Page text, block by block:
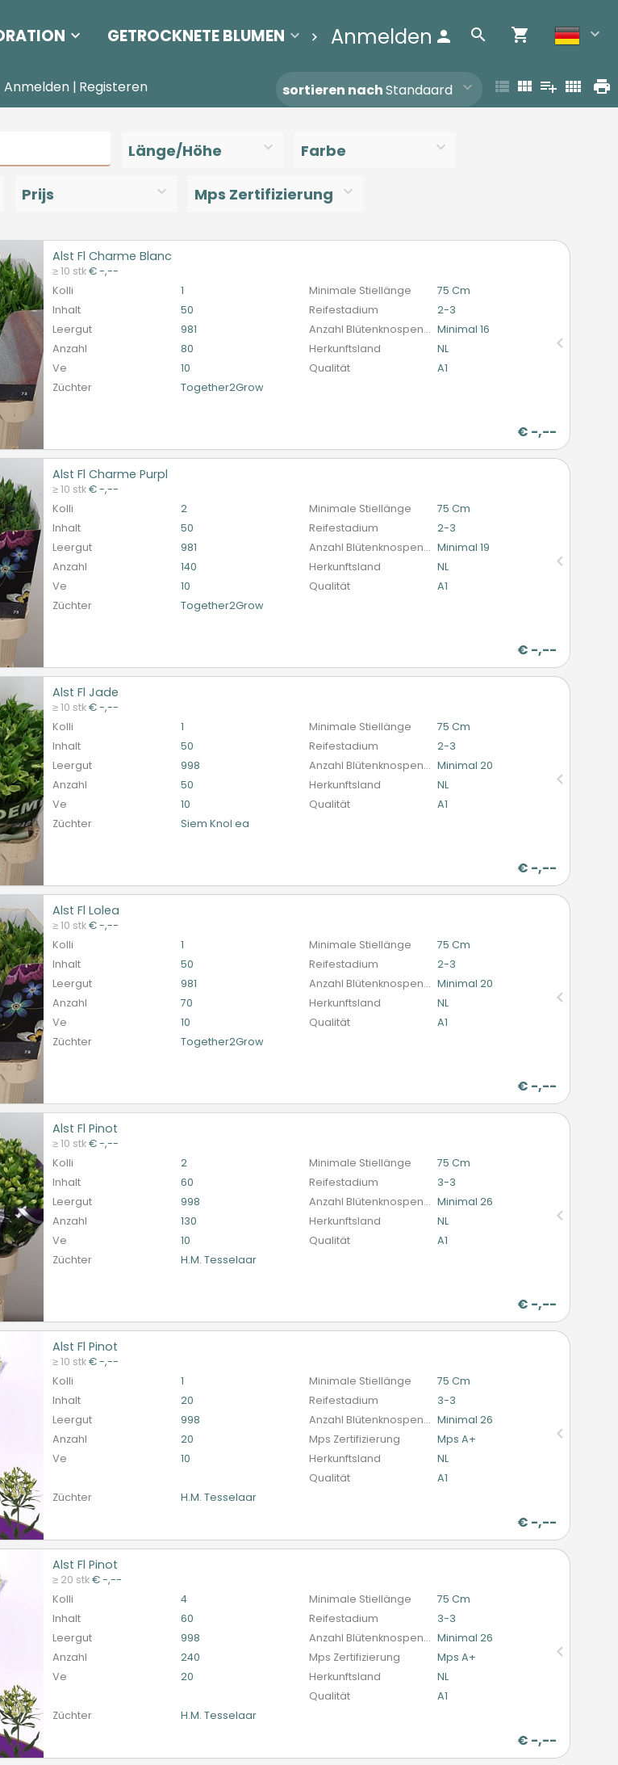
GETROCKNETE BLUMEN BEREINIGUNGSLISTE Contact
Anmelden
Anmelden | Registeren sortieren nachStandaard
Länge/Höhe Farbe
Prijs Mps Zertifizierung
Alst Fl Charme Blanc
≥ 10 stk€ -,--
Kolli
1 Minimale Stiellänge
75 Cm
Inhalt
50 Reifestadium
2-3
Leergut
981 Anzahl Blütenknospen (schnittblumen) Minimal 16
Anzahl
80 Herkunftsland
NL
Ve
10 Qualität
A1
Züchter
Together2Grow
€ -,--
te kunnen kopen.
Alst Fl Charme Purpl
≥ 10 stk€ -,--
Kolli
2 Minimale Stiellänge
75 Cm
Inhalt
50 Reifestadium
2-3
Leergut
981 Anzahl Blütenknospen (schnittblumen) Minimal 19
Anzahl
140 Herkunftsland
NL
Ve
10 Qualität
A1
Züchter
Together2Grow
€ -,--
te kunnen kopen.
Alst Fl Jade
≥ 10 stk€ -,--
Kolli
1 Minimale Stiellänge
75 Cm
Inhalt
50 Reifestadium
2-3
Leergut
998 Anzahl Blütenknospen (schnittblumen) Minimal 20
Anzahl
50 Herkunftsland
NL
Ve
10 Qualität
A1
Züchter
Siem Knol ea
€ -,--
te kunnen kopen.
Alst Fl Lolea
≥ 10 stk€ -,--
Kolli
1 Minimale Stiellänge
75 Cm
Inhalt
50 Reifestadium
2-3
Leergut
981 Anzahl Blütenknospen (schnittblumen) Minimal 20
Anzahl
70 Herkunftsland
NL
Ve
10 Qualität
A1
Züchter
Together2Grow
€ -,--
te kunnen kopen.
Alst Fl Pinot
≥ 10 stk€ -,--
Kolli
2 Minimale Stiellänge
75 Cm
Inhalt
60 Reifestadium
3-3
Leergut
998 Anzahl Blütenknospen (schnittblumen) Minimal 26
Anzahl
130 Herkunftsland
NL
Ve
10 Qualität
A1
Züchter
H.M. Tesselaar
€ -,--
te kunnen kopen.
Alst Fl Pinot
≥ 10 stk€ -,--
Kolli
1 Minimale Stiellänge
75 Cm
Inhalt
20 Reifestadium
3-3
Leergut
998 Anzahl Blütenknospen (schnittblumen) Minimal 26
Anzahl
20 Mps Zertifizierung
Mps A+
Ve
10 Herkunftsland
NL
Qualität
A1
Züchter
H.M. Tesselaar
€ -,--
te kunnen kopen.
Alst Fl Pinot
≥ 20 stk€ -,--
Kolli
4 Minimale Stiellänge
75 Cm
Inhalt
60 Reifestadium
3-3
Leergut
998 Anzahl Blütenknospen (schnittblumen) Minimal 26
Anzahl
240 Mps Zertifizierung
Mps A+
Ve
20 Herkunftsland
NL
Qualität
A1
Züchter
H.M. Tesselaar
€ -,--
te kunnen kopen.